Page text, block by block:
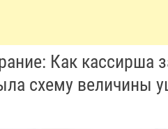
Как кассирша
схему величины